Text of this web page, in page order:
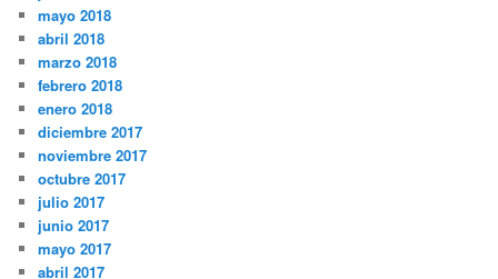
mayo 2018
abril 2018
marzo 2018
febrero 2018
enero 2018
diciembre 2017
noviembre 2017
octubre 2017
julio 2017
junio 2017
mayo 2017
abril 2017